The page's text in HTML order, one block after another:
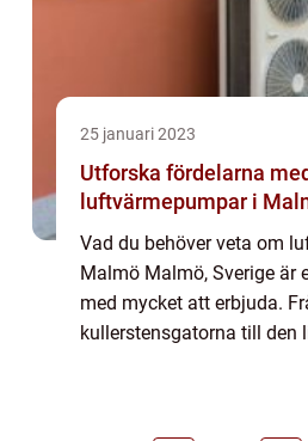
25 januari 2023
Utforska fördelarna med
luftvärmepumpar i
Vad du behöver veta om
Malmö Malmö, Sverige är
med mycket att erbjuda.
kullerstensgatorna till den